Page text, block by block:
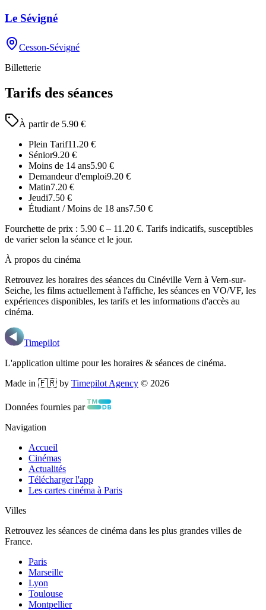
Le Sévigné
Cesson-Sévigné
Billetterie
Tarifs des séances
À partir de 5.90 €
Plein Tarif11.20 €
Sénior9.20 €
Moins de 14 ans5.90 €
Demandeur d'emploi9.20 €
Matin7.20 €
Jeudi7.50 €
Étudiant / Moins de 18 ans7.50 €
Fourchette de prix : 5.90 € – 11.20 €. Tarifs indicatifs, susceptibles
de varier selon la séance et le jour.
À propos du cinéma
Retrouvez les horaires des séances du Cinéville Vern à Vern-sur-
Seiche, les films actuellement à l'affiche, les séances en VO/VF, les
expériences disponibles, les tarifs et les informations d'accès au
cinéma.
Timepilot
L'application ultime pour les horaires & séances de cinéma.
Made in 🇫🇷 by Timepilot Agency © 2026
Données fournies par
Navigation
Accueil
Cinémas
Actualités
Télécharger l'app
Les cartes cinéma à Paris
Villes
Retrouvez les séances de cinéma dans les plus grandes villes de
France.
Paris
Marseille
Lyon
Toulouse
Montpellier